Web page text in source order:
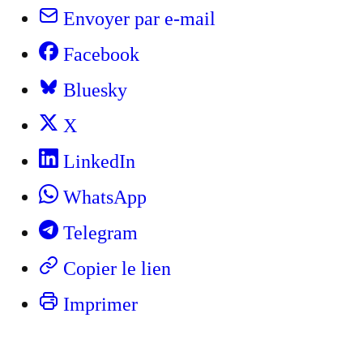
Envoyer par e-mail
Facebook
Bluesky
X
LinkedIn
WhatsApp
Telegram
Copier le lien
Imprimer